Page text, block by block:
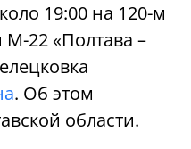
19:00 на 120-м
М-22 «Полтава –
. Об этом
области.